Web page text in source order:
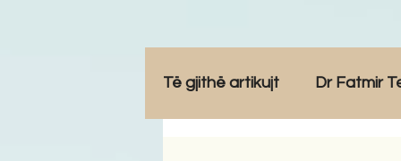
Të gjithë artikujt Dr Fatmir